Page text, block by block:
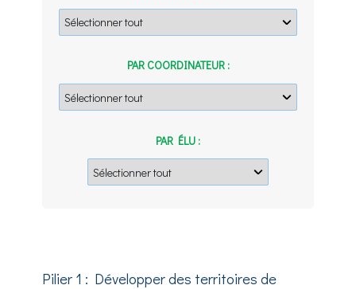
PAR COORDINATEUR :
PAR ÉLU :
Pilier 1 : Développer des territoires de